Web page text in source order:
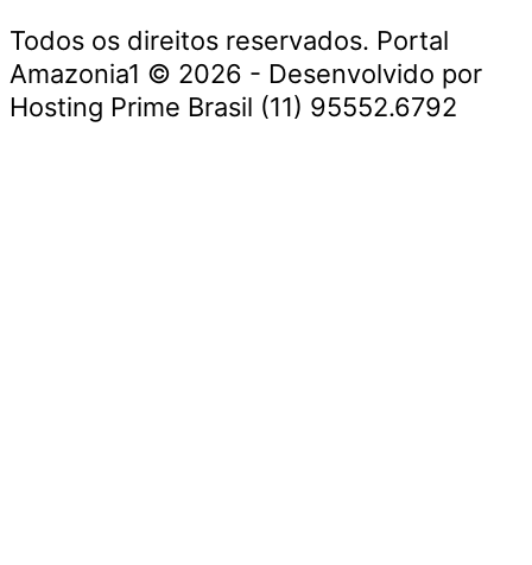
Todos os direitos reservados. Portal
Amazonia1 © 2026 - Desenvolvido por
Hosting Prime Brasil (11) 95552.6792